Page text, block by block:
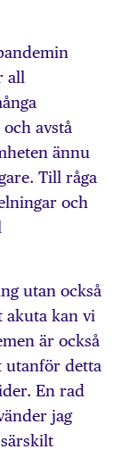
all
avstå
ännu
Till råga
och
utan också
akuta kan vi
är också
utanför detta
En rad
jag